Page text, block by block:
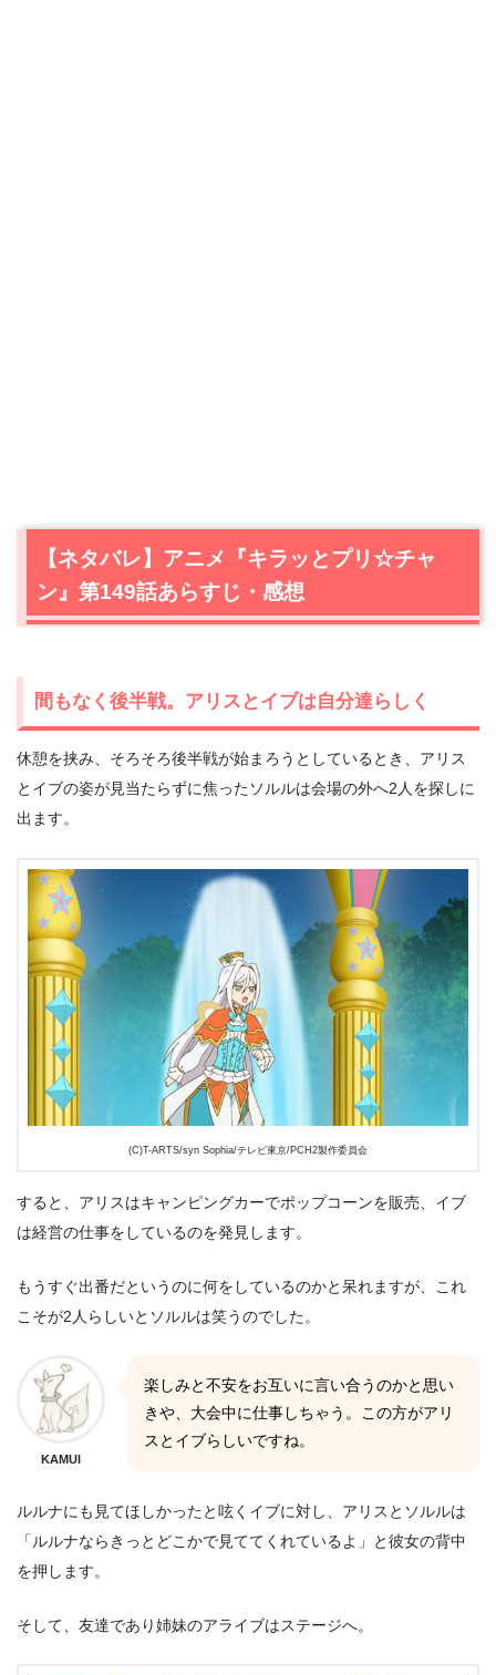
【ネタバレ】アニメ『キラッとプリ☆チャ
ン』第149話あらすじ・感想
間もなく後半戦。アリスとイブは自分達らしく
休憩を挟み、そろそろ後半戦が始まろうとしているとき、アリス
とイブの姿が見当たらずに焦ったソルルは会場の外へ2人を探しに
出ます。
(C)T-ARTS/syn Sophia/テレビ東京/PCH2製作委員会
すると、アリスはキャンピングカーでポップコーンを販売、イブ
は経営の仕事をしているのを発見します。
もうすぐ出番だというのに何をしているのかと呆れますが、これ
こそが2人らしいとソルルは笑うのでした。
KAMUI
楽しみと不安をお互いに言い合うのかと思い
きや、大会中に仕事しちゃう。この方がアリ
スとイブらしいですね。
ルルナにも見てほしかったと呟くイブに対し、アリスとソルルは
「ルルナならきっとどこかで見ててくれているよ」と彼女の背中
を押します。
そして、友達であり姉妹のアライブはステージへ。